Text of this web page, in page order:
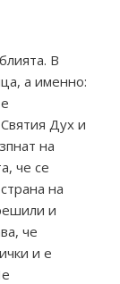
В
а именно:
Дух и
на
че се
на
и
че
и е